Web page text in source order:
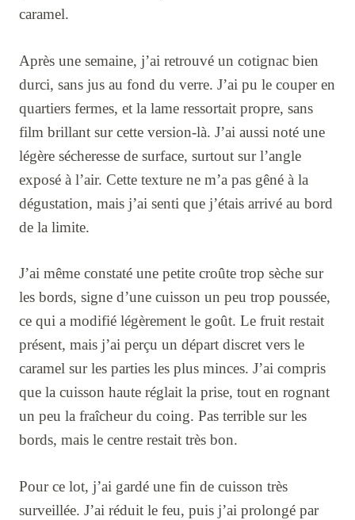
caramel.
Après une semaine, j’ai retrouvé un cotignac bien
durci, sans jus au fond du verre. J’ai pu le couper en
quartiers fermes, et la lame ressortait propre, sans
film brillant sur cette version-là. J’ai aussi noté une
légère sécheresse de surface, surtout sur l’angle
exposé à l’air. Cette texture ne m’a pas gêné à la
dégustation, mais j’ai senti que j’étais arrivé au bord
de la limite.
J’ai même constaté une petite croûte trop sèche sur
les bords, signe d’une cuisson un peu trop poussée,
ce qui a modifié légèrement le goût. Le fruit restait
présent, mais j’ai perçu un départ discret vers le
caramel sur les parties les plus minces. J’ai compris
que la cuisson haute réglait la prise, tout en rognant
un peu la fraîcheur du coing. Pas terrible sur les
bords, mais le centre restait très bon.
Pour ce lot, j’ai gardé une fin de cuisson très
surveillée. J’ai réduit le feu, puis j’ai prolongé par